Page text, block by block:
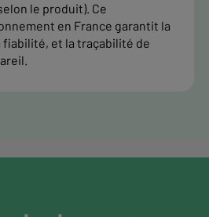
le produit). Ce
en France garantit la
fiabilité, et la traçabilité de